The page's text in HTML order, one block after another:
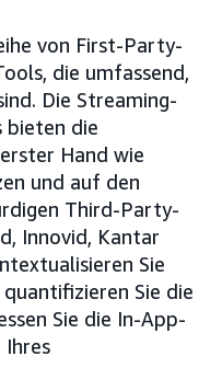
von First-Party-
die umfassend,
Die Streaming-
bieten die
Hand wie
und auf den
Third-Party-
Innovid, Kantar
Sie
Sie die
Sie die In-App-
Ihres